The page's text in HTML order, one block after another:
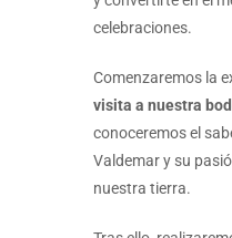
celebraciones.
Comenzaremos la
visita a nuestra
conoceremos el
Valdemar y su
nuestra tierra.